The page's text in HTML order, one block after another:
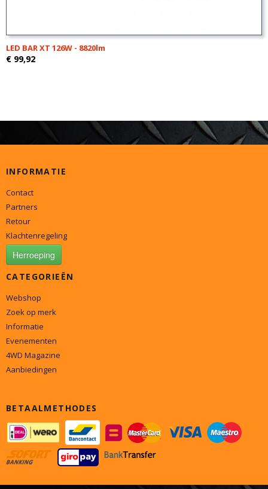
LED BAR XT 126W - 8820lm
€ 99,92
INFORMATIE
Contact
Partners
Retour
Klachtenregeling
Herroeping
CATEGORIEËN
Webshop
Zoek op merk
Informatie
Evenementen
4WD Magazine
Aanbiedingen
BETAALMETHODES